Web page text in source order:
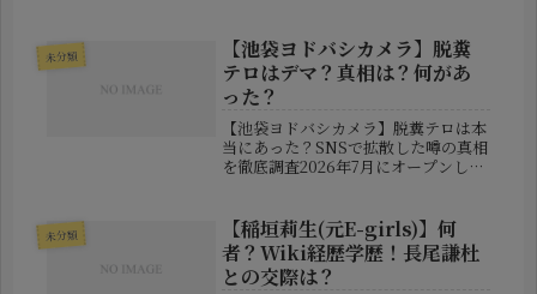
せる強気なプレーや冷静な表情も、多
くのファンを引きつけています。その
一...
未分類
【池袋ヨドバシカメラ】脱糞
テロはデマ？真相は？何があ
った？
【池袋ヨドバシカメラ】脱糞テロは本
当にあった？SNSで拡散した噂の真相
を徹底調査2026年7月にオープンした
て大きな話題を集めました。西武池袋
本店の建物を活用した大型店舗と...
未分類
【稲垣莉生(元E-girls)】何
者？Wiki経歴学歴！長尾謙杜
との交際は？